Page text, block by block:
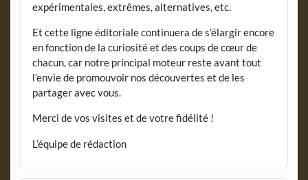
expérimentales, extrêmes, alternatives, etc.
Et cette ligne éditoriale continuera de s’élargir encore
en fonction de la curiosité et des coups de cœur de
chacun, car notre principal moteur reste avant tout
l’envie de promouvoir nos découvertes et de les
partager avec vous.
Merci de vos visites et de votre fidélité !
L’équipe de rédaction